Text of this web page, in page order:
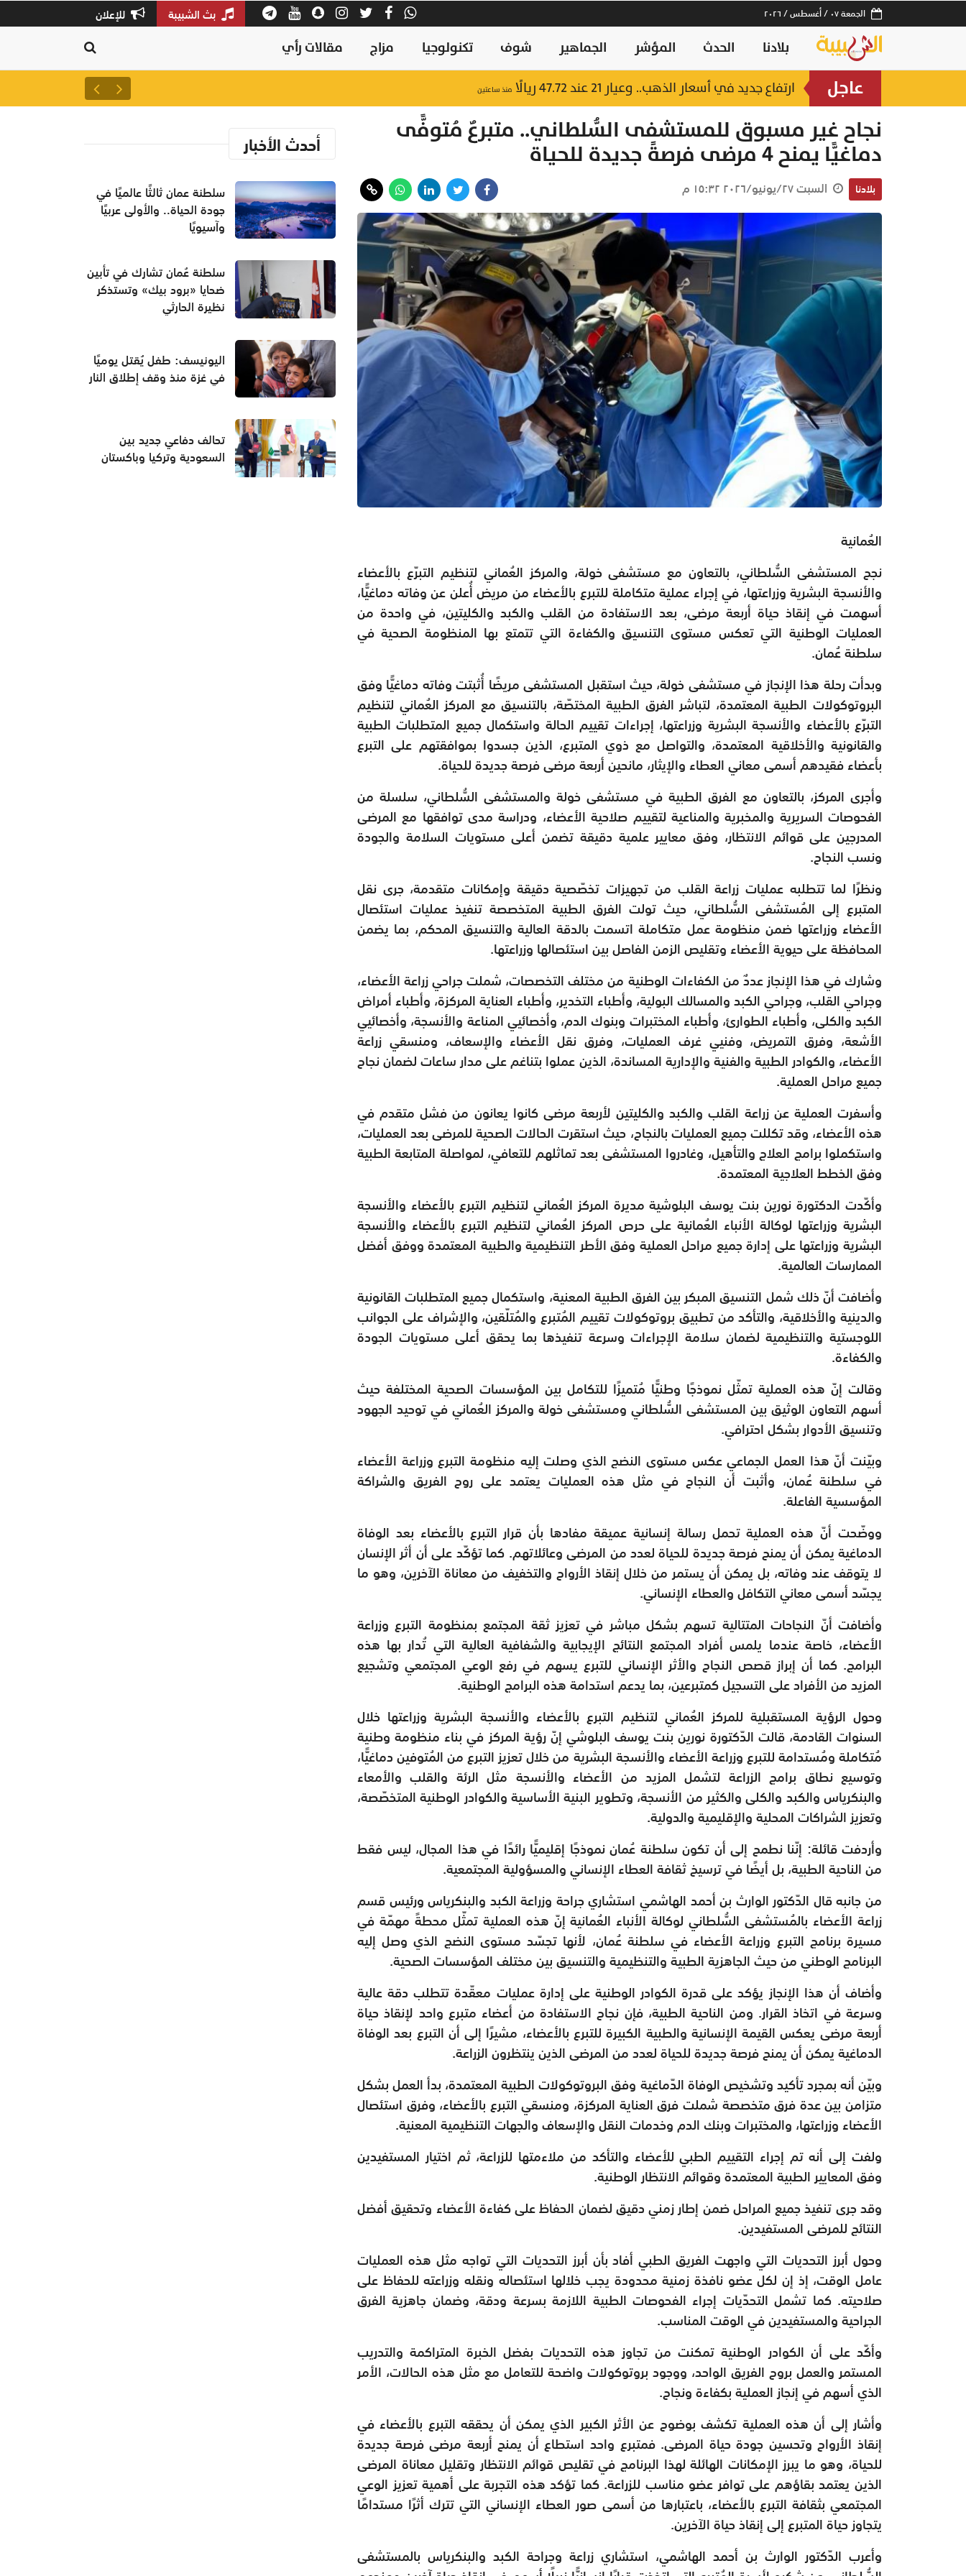
الجمعة ٠٧ / أغسطس / ٢٠٢٦ بث الشبيبة للإعلان
بلادنا الحدث المؤشر الجماهير شوف تكنولوجيا مزاج مقالات رأي
عاجل
ارتفاع جديد في أسعار الذهب.. وعيار 21 عند 47.72 ريالًا منذ ساعتين
سلطنة عمان ثالثًا عالميًا في جودة الحياة.. والأولى عربيًا وآسيويًا سلطنة عُمان تشارك في تأبين
نجاح غير مسبوق للمستشفى السُّلطاني.. متبرعٌ مُتوفًّى
دماغيًّا يمنح 4 مرضى فرصةً جديدة للحياة
بلادنا السبت ٢٧/يونيو/٢٠٢٦ ١٥:٣٢ م
العُمانية
نجح المستشفى السُّلطاني، بالتعاون مع مستشفى خولة، والمركز العُماني لتنظيم التبرّع بالأعضاء
والأنسجة البشرية وزراعتها، في إجراء عملية متكاملة للتبرع بالأعضاء من مريض أُعلن عن وفاته دماغيًّا،
أسهمت في إنقاذ حياة أربعة مرضى، بعد الاستفادة من القلب والكبد والكليتين، في واحدة من
العمليات الوطنية التي تعكس مستوى التنسيق والكفاءة التي تتمتع بها المنظومة الصحية في
سلطنة عُمان.
وبدأت رحلة هذا الإنجاز في مستشفى خولة، حيث استقبل المستشفى مريضًا أُثبتت وفاته دماغيًّا وفق
البروتوكولات الطبية المعتمدة، لتباشر الفرق الطبية المختصّة، بالتنسيق مع المركز العُماني لتنظيم
التبرّع بالأعضاء والأنسجة البشرية وزراعتها، إجراءات تقييم الحالة واستكمال جميع المتطلبات الطبية
والقانونية والأخلاقية المعتمدة، والتواصل مع ذوي المتبرع، الذين جسدوا بموافقتهم على التبرع
بأعضاء فقيدهم أسمى معاني العطاء والإيثار، مانحين أربعة مرضى فرصة جديدة للحياة.
وأجرى المركز، بالتعاون مع الفرق الطبية في مستشفى خولة والمستشفى السُّلطاني، سلسلة من
الفحوصات السريرية والمخبرية والمناعية لتقييم صلاحية الأعضاء، ودراسة مدى توافقها مع المرضى
المدرجين على قوائم الانتظار، وفق معايير علمية دقيقة تضمن أعلى مستويات السلامة والجودة
ونسب النجاح.
ونظرًا لما تتطلبه عمليات زراعة القلب من تجهيزات تخصّصية دقيقة وإمكانات متقدمة، جرى نقل
المتبرع إلى المُستشفى السُّلطاني، حيث تولت الفرق الطبية المتخصصة تنفيذ عمليات استئصال
الأعضاء وزراعتها ضمن منظومة عمل متكاملة اتسمت بالدقة العالية والتنسيق المحكم، بما يضمن
المحافظة على حيوية الأعضاء وتقليص الزمن الفاصل بين استئصالها وزراعتها.
وشارك في هذا الإنجاز عددٌ من الكفاءات الوطنية من مختلف التخصصات، شملت جراحي زراعة الأعضاء،
وجراحي القلب، وجراحي الكبد والمسالك البولية، وأطباء التخدير، وأطباء العناية المركزة، وأطباء أمراض
الكبد والكلى، وأطباء الطوارئ، وأطباء المختبرات وبنوك الدم، وأخصائيي المناعة والأنسجة، وأخصائيي
الأشعة، وفرق التمريض، وفنيي غرف العمليات، وفرق نقل الأعضاء والإسعاف، ومنسقي زراعة
الأعضاء، والكوادر الطبية والفنية والإدارية المساندة، الذين عملوا بتناغم على مدار ساعات لضمان نجاح
جميع مراحل العملية.
وأسفرت العملية عن زراعة القلب والكبد والكليتين لأربعة مرضى كانوا يعانون من فشل متقدم في
هذه الأعضاء، وقد تكللت جميع العمليات بالنجاح، حيث استقرت الحالات الصحية للمرضى بعد العمليات،
واستكملوا برامج العلاج والتأهيل، وغادروا المستشفى بعد تماثلهم للتعافي، لمواصلة المتابعة الطبية
وفق الخطط العلاجية المعتمدة.
وأكّدت الدكتورة نورين بنت يوسف البلوشية مديرة المركز العُماني لتنظيم التبرع بالأعضاء والأنسجة
البشرية وزراعتها لوكالة الأنباء العُمانية على حرص المركز العُماني لتنظيم التبرع بالأعضاء والأنسجة
البشرية وزراعتها على إدارة جميع مراحل العملية وفق الأطر التنظيمية والطبية المعتمدة ووفق أفضل
الممارسات العالمية.
وأضافت أنّ ذلك شمل التنسيق المبكر بين الفرق الطبية المعنية، واستكمال جميع المتطلبات القانونية
والدينية والأخلاقية، والتأكد من تطبيق بروتوكولات تقييم المُتبرع والمُتلّقين، والإشراف على الجوانب
اللوجستية والتنظيمية لضمان سلامة الإجراءات وسرعة تنفيذها بما يحقق أعلى مستويات الجودة
والكفاءة.
وقالت إنّ هذه العملية تمثّل نموذجًا وطنيًّا مُتميزًا للتكامل بين المؤسسات الصحية المختلفة حيث
أسهم التعاون الوثيق بين المستشفى السُّلطاني ومستشفى خولة والمركز العُماني في توحيد الجهود
وتنسيق الأدوار بشكل احترافي.
وبيّنت أنّ هذا العمل الجماعي عكس مستوى النضج الذي وصلت إليه منظومة التبرع وزراعة الأعضاء
في سلطنة عُمان، وأثبت أن النجاح في مثل هذه العمليات يعتمد على روح الفريق والشراكة
المؤسسية الفاعلة.
ووضّحت أنّ هذه العملية تحمل رسالة إنسانية عميقة مفادها بأن قرار التبرع بالأعضاء بعد الوفاة
الدماغية يمكن أن يمنح فرصة جديدة للحياة لعدد من المرضى وعائلاتهم. كما تؤكّد على أن أثر الإنسان
لا يتوقف عند وفاته، بل يمكن أن يستمر من خلال إنقاذ الأرواح والتخفيف من معاناة الآخرين، وهو ما
يجسّد أسمى معاني التكافل والعطاء الإنساني.
وأضافت أنّ النجاحات المتتالية تسهم بشكل مباشر في تعزيز ثقة المجتمع بمنظومة التبرع وزراعة
الأعضاء، خاصة عندما يلمس أفراد المجتمع النتائج الإيجابية والشفافية العالية التي تُدار بها هذه
البرامج. كما أن إبراز قصص النجاح والأثر الإنساني للتبرع يسهم في رفع الوعي المجتمعي وتشجيع
المزيد من الأفراد على التسجيل كمتبرعين، بما يدعم استدامة هذه البرامج الوطنية.
وحول الرؤية المستقبلية للمركز العُماني لتنظيم التبرع بالأعضاء والأنسجة البشرية وزراعتها خلال
السنوات القادمة، قالت الدّكتورة نورين بنت يوسف البلوشي إنّ رؤية المركز في بناء منظومة وطنية
مُتكاملة ومُستدامة للتبرع وزراعة الأعضاء والأنسجة البشرية من خلال تعزيز التبرع من المُتوفين دماغيًّا،
وتوسيع نطاق برامج الزراعة لتشمل المزيد من الأعضاء والأنسجة مثل الرئة والقلب والأمعاء
والبنكرياس والكبد والكلى والكثير من الأنسجة، وتطوير البنية الأساسية والكوادر الوطنية المتخصّصة،
وتعزيز الشراكات المحلية والإقليمية والدولية.
وأردفت قائلة: إنّنا نطمح إلى أن تكون سلطنة عُمان نموذجًا إقليميًّا رائدًا في هذا المجال، ليس فقط
من الناحية الطبية، بل أيضًا في ترسيخ ثقافة العطاء الإنساني والمسؤولية المجتمعية.
من جانبه قال الدّكتور الوارث بن أحمد الهاشمي استشاري جراحة وزراعة الكبد والبنكرياس ورئيس قسم
زراعة الأعضاء بالمُستشفى السُّلطاني لوكالة الأنباء العُمانية إنّ هذه العملية تمثّل محطةً مهمّة في
مسيرة برنامج التبرع وزراعة الأعضاء في سلطنة عُمان، لأنها تجسّد مستوى النضج الذي وصل إليه
البرنامج الوطني من حيث الجاهزية الطبية والتنظيمية والتنسيق بين مختلف المؤسسات الصحية.
وأضاف أن هذا الإنجاز يؤكد على قدرة الكوادر الوطنية على إدارة عمليات معقّدة تتطلب دقة عالية
وسرعة في اتخاذ القرار. ومن الناحية الطبية، فإن نجاح الاستفادة من أعضاء متبرع واحد لإنقاذ حياة
أربعة مرضى يعكس القيمة الإنسانية والطبية الكبيرة للتبرع بالأعضاء، مشيرًا إلى أن التبرع بعد الوفاة
الدماغية يمكن أن يمنح فرصة جديدة للحياة لعدد من المرضى الذين ينتظرون الزراعة.
وبيّن أنه بمجرد تأكيد وتشخيص الوفاة الدّماغية وفق البروتوكولات الطبية المعتمدة، بدأ العمل بشكل
متزامن بين عدة فرق متخصصة شملت فرق العناية المركزة، ومنسقي التبرع بالأعضاء، وفرق استئصال
الأعضاء وزراعتها، والمختبرات وبنك الدم وخدمات النقل والإسعاف والجهات التنظيمية المعنية.
ولفت إلى أنه تم إجراء التقييم الطبي للأعضاء والتأكد من ملاءمتها للزراعة، ثم اختيار المستفيدين
وفق المعايير الطبية المعتمدة وقوائم الانتظار الوطنية.
وقد جرى تنفيذ جميع المراحل ضمن إطار زمني دقيق لضمان الحفاظ على كفاءة الأعضاء وتحقيق أفضل
النتائج للمرضى المستفيدين.
وحول أبرز التحديات التي واجهت الفريق الطبي أفاد بأن أبرز التحديات التي تواجه مثل هذه العمليات
عامل الوقت، إذ إن لكل عضو نافذة زمنية محدودة يجب خلالها استئصاله ونقله وزراعته للحفاظ على
صلاحيته. كما تشمل التحدّيات إجراء الفحوصات الطبية اللازمة بسرعة ودقة، وضمان جاهزية الفرق
الجراحية والمستفيدين في الوقت المناسب.
وأكّد على أن الكوادر الوطنية تمكنت من تجاوز هذه التحديات بفضل الخبرة المتراكمة والتدريب
المستمر والعمل بروح الفريق الواحد، ووجود بروتوكولات واضحة للتعامل مع مثل هذه الحالات، الأمر
الذي أسهم في إنجاز العملية بكفاءة ونجاح.
وأشار إلى أن هذه العملية تكشف بوضوح عن الأثر الكبير الذي يمكن أن يحققه التبرع بالأعضاء في
إنقاذ الأرواح وتحسين جودة حياة المرضى. فمتبرع واحد استطاع أن يمنح أربعة مرضى فرصة جديدة
للحياة، وهو ما يبرز الإمكانات الهائلة لهذا البرنامج في تقليص قوائم الانتظار وتقليل معاناة المرضى
الذين يعتمد بقاؤهم على توافر عضو مناسب للزراعة. كما تؤكد هذه التجربة على أهمية تعزيز الوعي
المجتمعي بثقافة التبرع بالأعضاء، باعتبارها من أسمى صور العطاء الإنساني التي تترك أثرًا مستدامًا
يتجاوز حياة المتبرع إلى إنقاذ حياة الآخرين.
وأعرب الدّكتور الوارث بن أحمد الهاشمي، استشاري زراعة وجراحة الكبد والبنكرياس بالمستشفى
أحدث الأخبار
سلطنة عمان ثالثًا عالميًا في
جودة الحياة.. والأولى عربيًا
وآسيويًا
سلطنة عُمان تشارك في تأبين
ضحايا «برود بيك» وتستذكر
نظيرة الحارثي
اليونيسف: طفل يُقتل يوميًا
في غزة منذ وقف إطلاق النار
تحالف دفاعي جديد بين
السعودية وتركيا وباكستان